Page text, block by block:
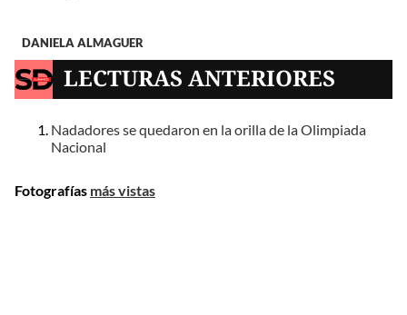
DANIELA ALMAGUER
LECTURAS ANTERIORES
Nadadores se quedaron en la orilla de la Olimpiada
Nacional
Fotografías más vistas